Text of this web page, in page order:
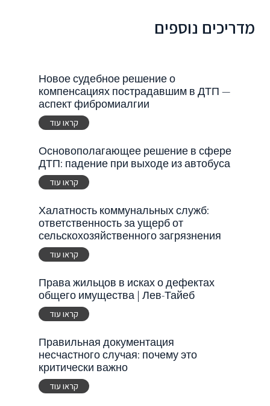
מדריכים נוספים
Новое судебное решение о
компенсациях пострадавшим в ДТП —
аспект фибромиалгии
קראו עוד
Основополагающее решение в сфере
ДТП: падение при выходе из автобуса
קראו עוד
Халатность коммунальных служб:
ответственность за ущерб от
сельскохозяйственного загрязнения
קראו עוד
Права жильцов в исках о дефектах
общего имущества | Лев-Тайеб
קראו עוד
Правильная документация
несчастного случая: почему это
критически важно
קראו עוד